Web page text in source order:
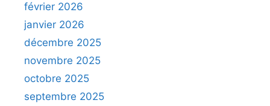
février 2026
janvier 2026
décembre 2025
novembre 2025
octobre 2025
septembre 2025